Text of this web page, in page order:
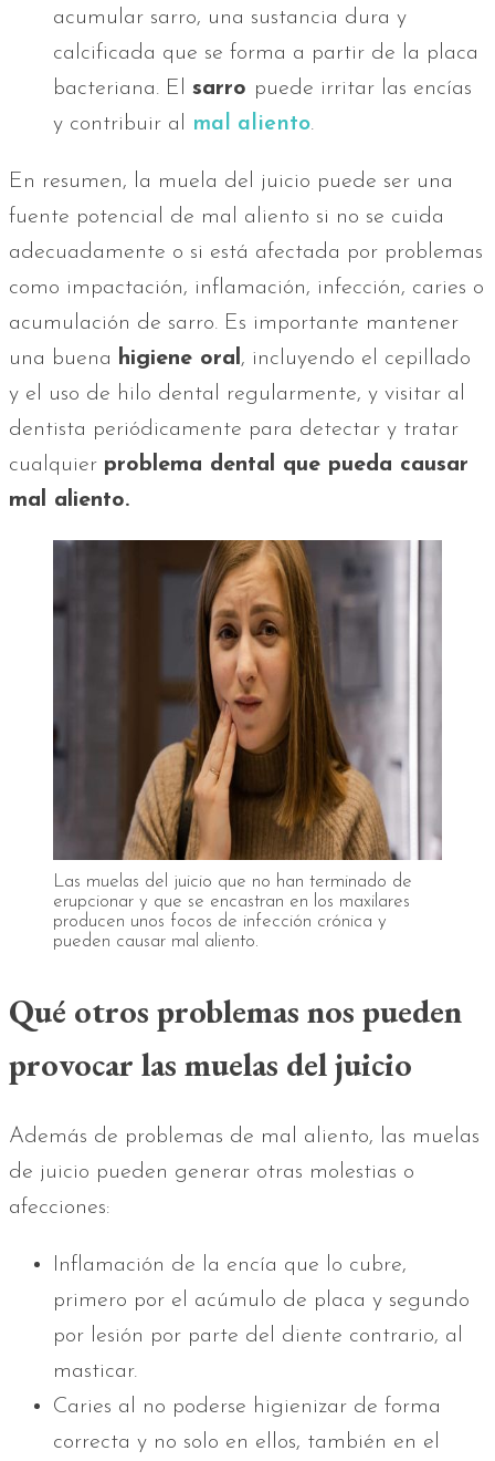
acumular sarro, una sustancia dura y
calcificada que se forma a partir de la placa
bacteriana. El sarro puede irritar las encías
y contribuir al mal aliento.
En resumen, la muela del juicio puede ser una
fuente potencial de mal aliento si no se cuida
adecuadamente o si está afectada por problemas
como impactación, inflamación, infección, caries o
acumulación de sarro. Es importante mantener
una buena higiene oral , incluyendo el cepillado
y el uso de hilo dental regularmente, y visitar al
dentista periódicamente para detectar y tratar
cualquier problema dental que pueda causar
mal aliento.
Las muelas del juicio que no han terminado de
erupcionar y que se encastran en los maxilares
producen unos focos de infección crónica y
pueden causar mal aliento.
Qué otros problemas nos pueden
provocar las muelas del juicio
Además de problemas de mal aliento, las muelas
de juicio pueden generar otras molestias o
afecciones:
Inflamación de la encía que lo cubre,
primero por el acúmulo de placa y segundo
por lesión por parte del diente contrario, al
masticar.
Caries al no poderse higienizar de forma
correcta y no solo en ellos, también en el